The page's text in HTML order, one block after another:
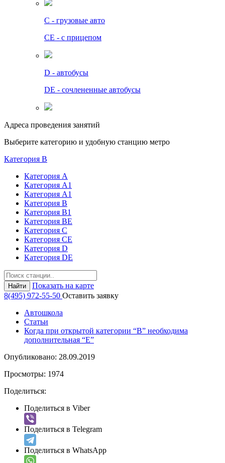
C - грузовые авто
СЕ - с прицепом
D - автобусы
DE - сочлененные автобусы
Адреса проведения занятий
Выберите категорию и удобную станцию метро
Категория B
Категория А
Категория А1
Категория А1
Категория В
Категория В1
Категория BE
Категория С
Категория СЕ
Категория D
Категория DE
Найти
Показать на карте
8(495) 972-55-50 Оставить заявку
Автошкола
Статьи
Когда при открытой категории “В” необходима
дополнительная “Е”
Опубликовано: 28.09.2019
Просмотры: 1974
Поделиться:
Поделиться в Viber
Поделиться в Telegram
Поделиться в WhatsApp